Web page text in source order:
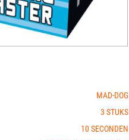
MAD-DOG
3 STUKS
10 SECONDEN